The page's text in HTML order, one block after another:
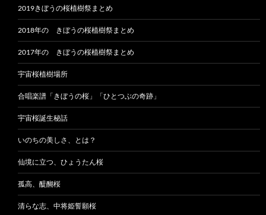
2019きぼうの桜植樹祭まとめ
2018年の きぼうの桜植樹祭まとめ
2017年の きぼうの桜植樹祭まとめ
宇宙桜植樹場所
合唱楽譜「きぼうの桜」「ひとつぶの奇跡」
宇宙桜誕生秘話
いのちの美しさ、とは？
仙境に立つ、ひょうたん桜
孤高、醍醐桜
清らな志、中将姫誓願桜